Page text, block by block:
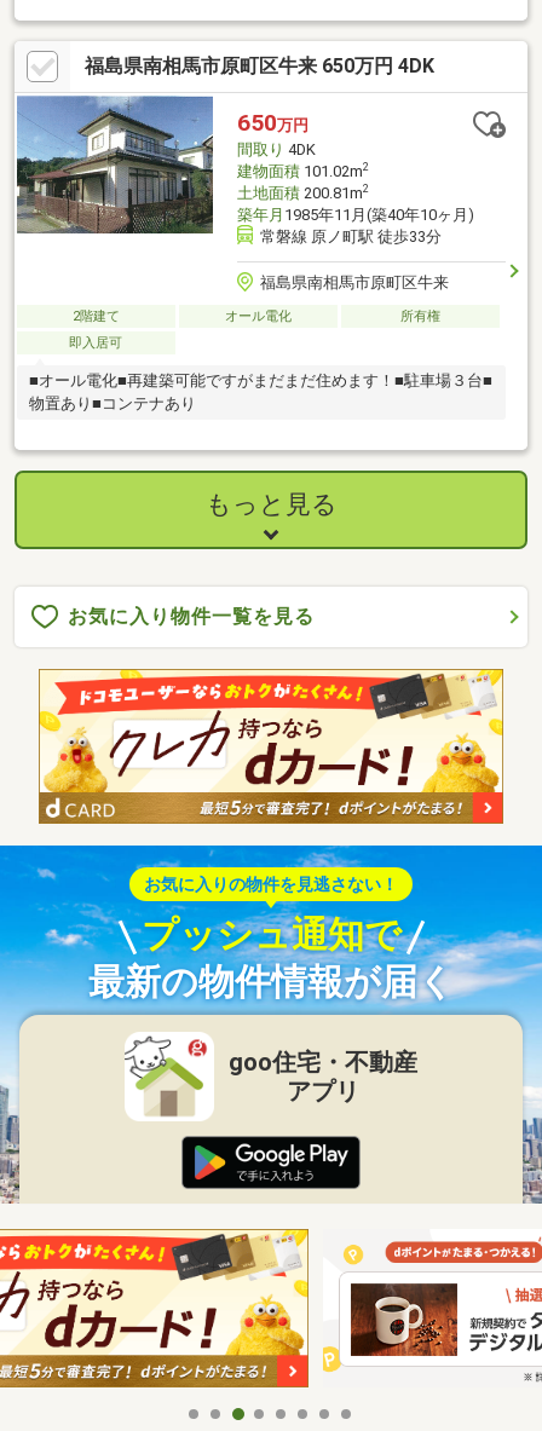
量少なめ
福島県南相馬市原町区牛来 650万円 4DK
650万円
間取り 4DK
建物面積101.02m2
土地面積200.81m2
築年月 1985年11月(築40年10ヶ月)
常磐線 原ノ町駅 徒歩33分
福島県南相馬市原町区牛来
2階建て オール電化
所有権
即入居可
■オール電化■再建築可能ですがまだまだ住めます！■駐車場３台■
物置あり■コンテナあり
もっと見る
お気に入り物件一覧を見る
お気に入りの物件を見逃さない！
プッシュ通知で
最新の物件情報が届く
goo住宅・不動産
アプリ